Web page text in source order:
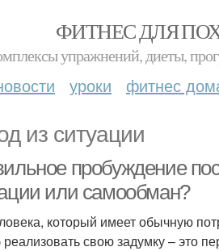
ФИТНЕС ДЛЯ
упражнений, диеты,
уроки фитнес
из ситуации
пробуждение
или самообман?
который имеет обычную
реализовать свою задумку – это